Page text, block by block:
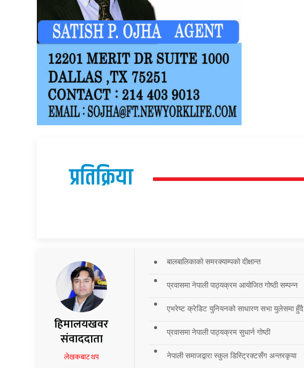
प्रतिक्रिया
हिमालयखवर
संवाददाता
लेखकबाट थप
बालबालिकाको समरक्याम्पको दीक्षान्त
प्रवासमा नेपाली पाठ्यक्रम आयोजित गोष्ठी सम्पन्न
एभरेष्ट क्रेडिट युनियनको साधारण सभा युलेसमा हुँदै
प्रवासमा नेपाली पाठ्यक्रम सुधार्न गोष्ठी
नेपाली समाजद्वारा स्कुल डिस्ट्रिक्टसँग अन्तरकृया